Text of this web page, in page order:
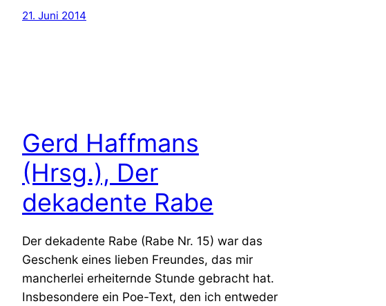
21. Juni 2014
Gerd Haffmans
(Hrsg.), Der
dekadente Rabe
Der dekadente Rabe (Rabe Nr. 15) war das
Geschenk eines lieben Freundes, das mir
mancherlei erheiternde Stunde gebracht hat.
Insbesondere ein Poe-Text, den ich entweder